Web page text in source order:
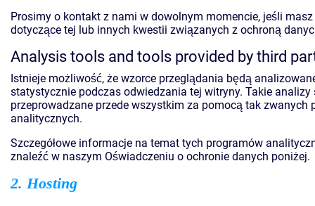
Prosimy o kontakt z nami w dowolnym momencie, jeśli
dotyczące tej lub innych kwestii związanych z ochroną
Analysis tools and tools provided by third
Istnieje możliwość, że wzorce przeglądania będą
statystycznie podczas odwiedzania tej witryny. Takie analizy
przeprowadzane przede wszystkim za pomocą tak zwanych
analitycznych.
Szczegółowe informacje na temat tych programów
znaleźć w naszym Oświadczeniu o ochronie danych poniżej.
2. Hosting